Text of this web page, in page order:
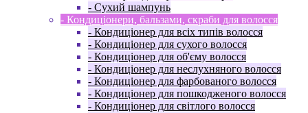
- Сухий шампунь
- Кондиціонери, бальзами, скраби для волосся
- Кондиціонер для всіх типів волосся
- Кондиціонер для сухого волосся
- Кондиціонер для об'єму волосся
- Кондиціонер для неслухняного волосся
- Кондиціонер для фарбованого волосся
- Кондиціонер для пошкодженого волосся
- Кондиціонер для світлого волосся